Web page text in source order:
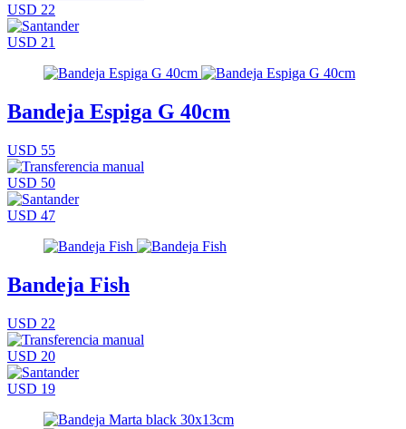
USD 22
USD 21
Bandeja Espiga G 40cm
USD 55
USD 50
USD 47
Bandeja Fish
USD 22
USD 20
USD 19